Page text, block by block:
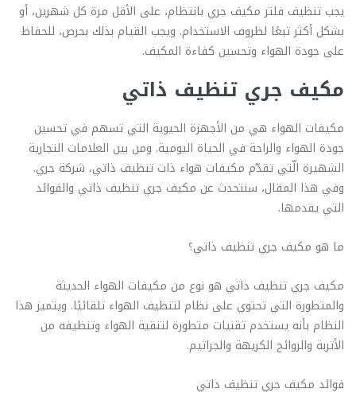
يجب تنظيف فلتر مكيف جري بانتظام، على الأقل مرة كل شهرين، أو
بشكل أكثر تبعًا لظروف الاستخدام. ويجب القيام بذلك بحرص، للحفاظ
على جودة الهواء وتحسين كفاءة المكيف.
مكيف جري تنظيف ذاتي
مكيفات الهواء هي من الأجهزة الحيوية التي تسهم في تحسين
جودة الهواء والراحة في الحياة اليومية. ومن بين العلامات التجارية
الشهيرة الّتي تقدّم مكيفات هواء ذات تنظيف ذاتي، شركة جري.
وفي هذا المقال، سنتحدث عن مكيف جري تنظيف ذاتي والفوائد
التي يقدمها.
ما هو مكيف جري تنظيف ذاتي؟
مكيف جري تنظيف ذاتي هو نوع من مكيفات الهواء الحديثة
والمتطورة التي تحتوي على نظام لتنظيف الهواء تلقائيًا. ويتميز هذا
النظام بأنه يستخدم تقنيات متطورة لتنقية الهواء وتنظيفه من
الأتربة والروائح الكريهة والجراثيم.
فوائد مكيف جري تنظيف ذاتي